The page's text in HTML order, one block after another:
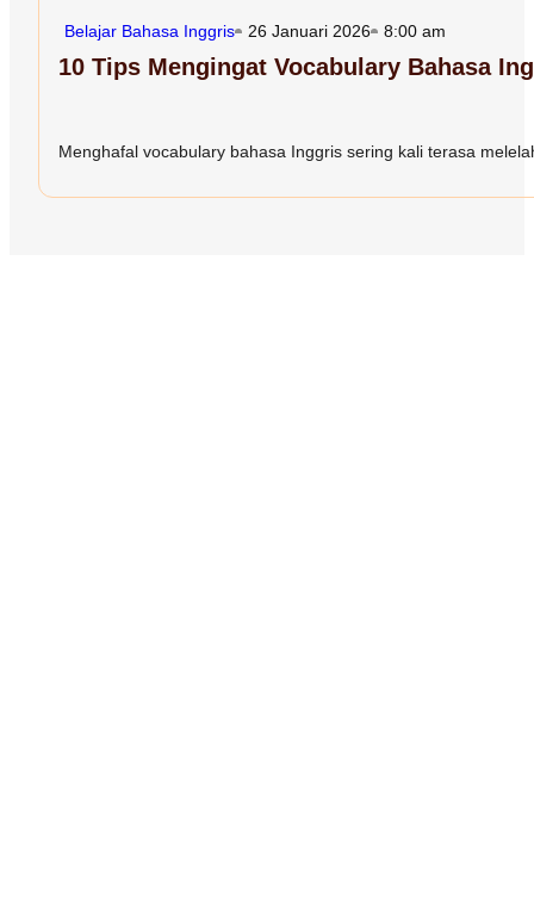
Belajar Bahasa Inggris 26 Januari 2026 8:00 am
10 Tips Mengingat Vocabulary Bahasa
Menghafal vocabulary bahasa Inggris sering kali terasa